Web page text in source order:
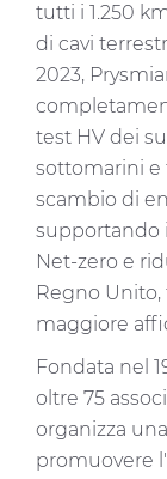
tutti i 1.250
di cavi
2023,
test HV dei
sottomarini e
scambio di
supportando
Net-zero e
Regno
maggiore
Fondata nel
oltre 75
organizza
promuovere